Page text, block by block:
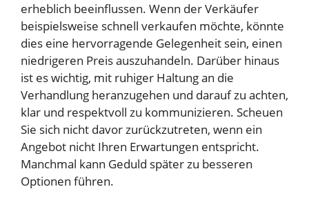
erheblich beeinflussen. Wenn der Verkäufer
beispielsweise schnell verkaufen möchte, könnte
dies eine hervorragende Gelegenheit sein, einen
niedrigeren Preis auszuhandeln. Darüber hinaus
ist es wichtig, mit ruhiger Haltung an die
Verhandlung heranzugehen und darauf zu achten,
klar und respektvoll zu kommunizieren. Scheuen
Sie sich nicht davor zurückzutreten, wenn ein
Angebot nicht Ihren Erwartungen entspricht.
Manchmal kann Geduld später zu besseren
Optionen führen.